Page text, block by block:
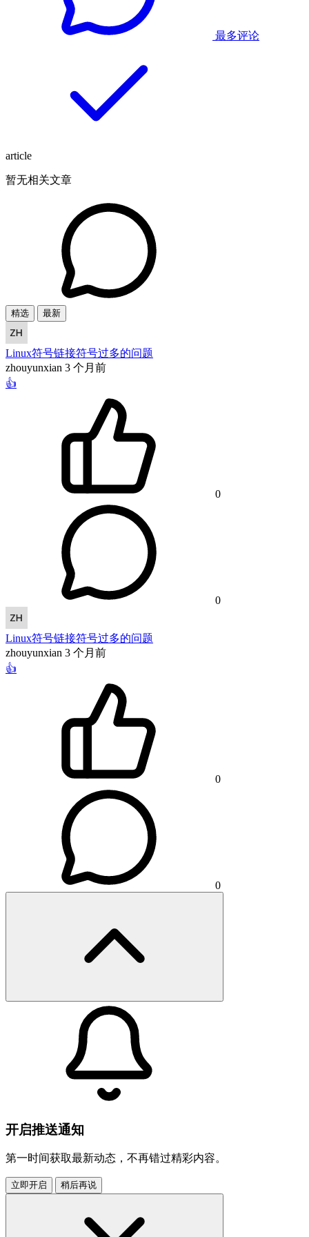
最多评论
article
暂无相关文章
精选 最新
Linux符号链接符号过多的问题
zhouyunxian 3 个月前
👍
0
0
Linux符号链接符号过多的问题
zhouyunxian 3 个月前
👍
0
0
开启推送通知
第一时间获取最新动态，不再错过精彩内容。
立即开启 稍后再说